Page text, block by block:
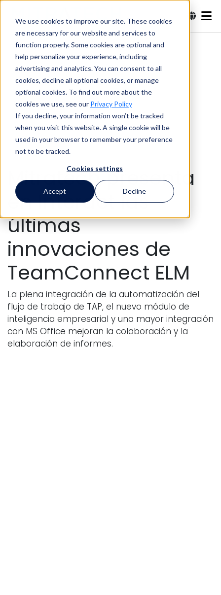
We use cookies to improve our site. These cookies
are necessary for our website and services to
function properly. Some cookies are optional and
help personalize your experience, including
advertising and analytics. You can consent to all
cookies, decline all optional cookies, or manage
optional cookies. To find out more about the
cookies we use, see our Privacy Policy
If you decline, your information won’t be tracked
when you visit this website. A single cookie will be
used in your browser to remember your preference
not to be tracked.
Cookies settings
Accept Decline
Buscar en
Buscar en
Mitratech presenta
en Interact las
últimas
innovaciones de
TeamConnect ELM
La plena integración de la automatización del
flujo de trabajo de TAP, el nuevo módulo de
inteligencia empresarial y una mayor integración
con MS Office mejoran la colaboración y la
elaboración de informes.